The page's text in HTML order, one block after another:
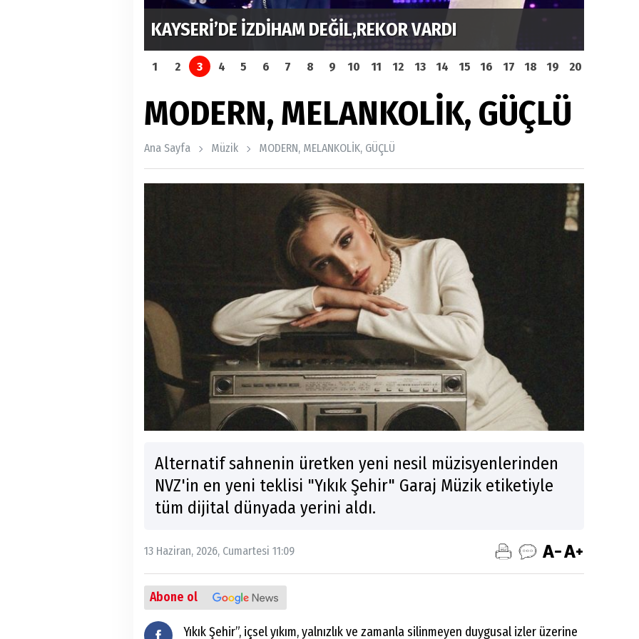
KAYSERİ’DE İZDİHAM DEĞİL,REKOR VARDI
1 2 3 4 5 6 7 8 9 10 11 12 13 14 15 16 17 18 19 20
MODERN, MELANKOLİK, GÜÇLÜ
Ana Sayfa Müzik MODERN, MELANKOLİK, GÜÇLÜ
Alternatif sahnenin üretken yeni nesil müzisyenlerinden
NVZ'in en yeni teklisi "Yıkık Şehir" Garaj Müzik etiketiyle
tüm dijital dünyada yerini aldı.
13 Haziran, 2026, Cumartesi 11:09
Abone ol
Yıkık Şehir”, içsel yıkım, yalnızlık ve zamanla silinmeyen duygusal izler üzerine